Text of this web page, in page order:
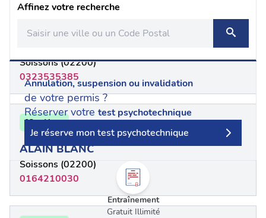
Affinez votre recherche
Annulation, suspension ou invalidation
de votre permis ?
Réserver votre test psychotechnique
Je réserve mon test psychotechnique
Entraînement
Gratuit Illimité
Soissons (02200)
0323535385
02 - Aisne
ALAIN BLANC
Soissons (02200)
0164210030